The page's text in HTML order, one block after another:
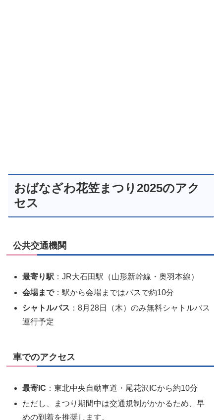
おばなざわ花笠まつり2025のアク
セス
公共交通機関
最寄り駅 ：JR大石田駅（山形新幹線・奥羽本線）
会場まで：駅から会場まではバスで約10分
シャトルバス ：8月28日（木）のみ無料シャトルバス
運行予定
車でのアクセス
最寄IC ：東北中央自動車道・尾花沢ICから約10分
ただし、まつり期間中は交通規制がかかるため、早
めの到着を推奨します。